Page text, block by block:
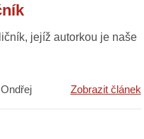
jejíž autorkou je naše
Zobrazit článek